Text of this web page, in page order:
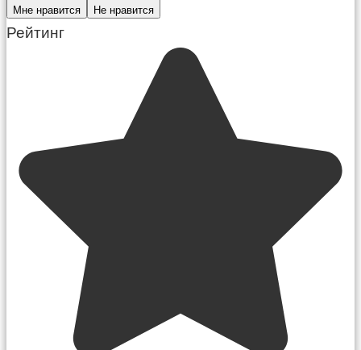
Мне нравится Не нравится
Рейтинг